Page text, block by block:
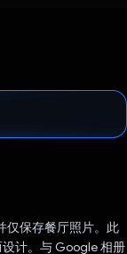
仅保存餐厅照片。此
计。与 Google 相册